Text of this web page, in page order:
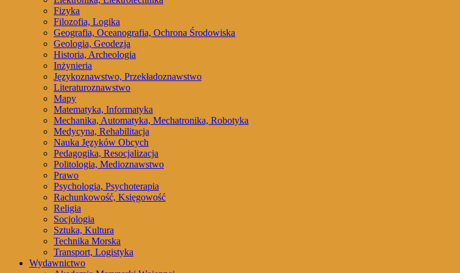
Fizyka
Filozofia, Logika
Geografia, Oceanografia, Ochrona Środowiska
Geologia, Geodezja
Historia, Archeologia
Inżynieria
Językoznawstwo, Przekładoznawstwo
Literaturoznawstwo
Mapy
Matematyka, Informatyka
Mechanika, Automatyka, Mechatronika, Robotyka
Medycyna, Rehabilitacja
Nauka Języków Obcych
Pedagogika, Resocjalizacja
Politologia, Medioznawstwo
Prawo
Psychologia, Psychoterapia
Rachunkowość, Księgowość
Religia
Socjologia
Sztuka, Kultura
Technika Morska
Transport, Logistyka
Wydawnictwo